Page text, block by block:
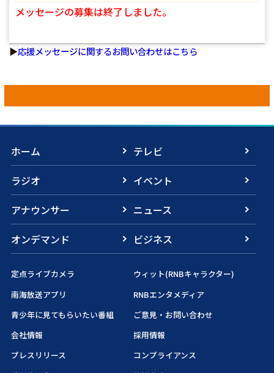
メッセージの募集は終了しました。
▶応援メッセージに関するお問い合わせはこちら
ホーム
テレビ
ラジオ
イベント
アナウンサー
ニュース
オンデマンド
ビジネス
定点ライブカメラ
ウィット(RNBキャラクター)
南海放送アプリ
RNBエンタメディア
青少年に見てもらいたい番組
ご意見・お問い合わせ
会社情報
採用情報
プレスリリース
コンプライアンス